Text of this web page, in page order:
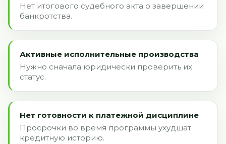
Нет итогового судебного акта о завершении
банкротства.
Активные исполнительные производства
Нужно сначала юридически проверить их
статус.
Нет готовности к платежной дисциплине
Просрочки во время программы ухудшат
кредитную историю.